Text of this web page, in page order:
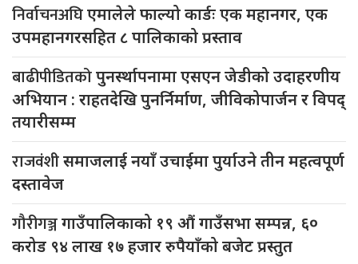
निर्वाचनअघिएमालेले फाल्यो कार्डः एक महानगर, एक
उपमहानगरसहित ८ पालिकाको प्रस्ताव
बाढीपीडितकोपुनर्स्थापनामा एसएन जेडीको उदाहरणीय
अभियान : राहतदेखि पुनर्निर्माण, जीविकोपार्जन र विपद्
तयारीसम्म
राजवंशीसमाजलाई नयाँ उचाईमा पुर्याउने तीन महत्वपूर्ण
दस्तावेज
गौरीगञ्जगाउँपालिकाको १९ औं गाउँसभा सम्पन्न, ६०
करोड ९४ लाख १७ हजार रुपैयाँको बजेट प्रस्तुत